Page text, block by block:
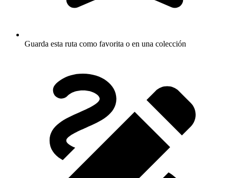
Guarda esta ruta como favorita o en una colección